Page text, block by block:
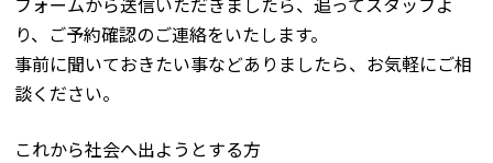
り、ご予約確認のご連絡をいたします。
事前に聞いておきたい事などありましたら、お気軽にご相
談ください。
これから社会へ出ようとする方